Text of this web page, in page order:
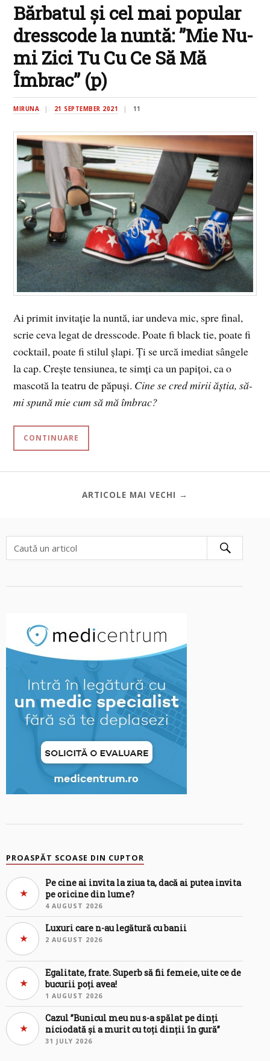
Bărbatul și cel mai popular
dresscode la nuntă: ”Mie Nu-
mi Zici Tu Cu Ce Să Mă
Îmbrac” (p)
MIRUNA 21 SEPTEMBER 2021 11
Ai primit invitație la nuntă, iar undeva mic, spre final,
scrie ceva legat de dresscode. Poate fi black tie, poate fi
cocktail, poate fi stilul șlapi. Ți se urcă imediat sângele
la cap. Crește tensiunea, te simți ca un papițoi, ca o
mascotă la teatru de păpuși. Cine se cred mirii ăștia, să-
mi spună mie cum să mă îmbrac?
CONTINUARE
ARTICOLE MAI VECHI →
PROASPĂT SCOASE DIN CUPTOR
Pe cine ai invita la ziua ta, dacă ai putea invita
pe oricine din lume?
4 AUGUST 2026
Luxuri care n-au legătură cu banii
2 AUGUST 2026
Egalitate, frate. Superb să fii femeie, uite ce de
bucurii poți avea!
1 AUGUST 2026
Cazul ”Bunicul meu nu s-a spălat pe dinți
niciodată și a murit cu toți dinții în gură”
31 JULY 2026